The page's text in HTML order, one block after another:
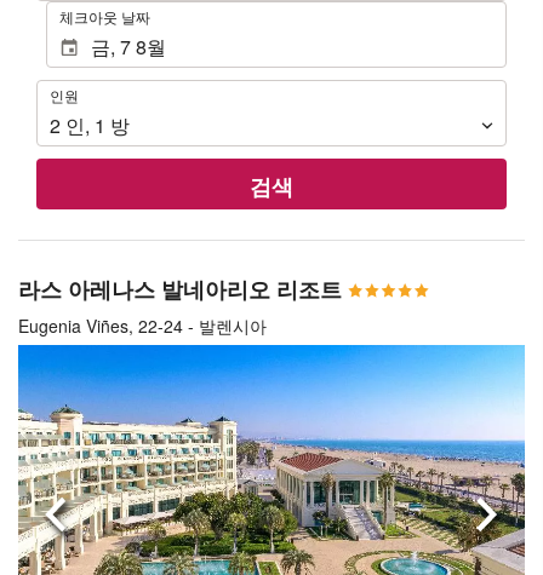
체크아웃 날짜
인
원
인원
2 인, 1 방
검색
라스 아레나스 발네아리오 리조트
Eugenia Viñes, 22-24 - 발렌시아
이전으로 다음